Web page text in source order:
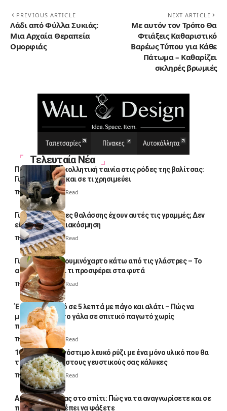
PREVIOUS ARTICLE
Λάδι από Φύλλα Συκιάς:
Μια Αρχαία Θεραπεία
Ομορφιάς
NEXT ARTICLE
Με αυτόν τον Τρόπο Θα
Φτιάξεις Καθαριστικό
Βαρέως Τύπου για Κάθε
Πάτωμα – Καθαρίζει
σκληρές βρωμιές
Τελευταία Νέα
Πολλοί βάζουν κολλητική ταινία στις ρόδες της βαλίτσας:
Γιατί το κάνουν και σε τι χρησιμεύει
Thali Ombre4 Min Read
Γιατί οι πετσέτες θαλάσσης έχουν αυτές τις γραμμές; Δεν
είναι μόνο για διακόσμηση
Thali Ombre5 Min Read
Γιατί βάζουν αλουμινόχαρτο κάτω από τις γλάστρες – Το
απλό κόλπο και τι προσφέρει στα φυτά
Thali Ombre4 Min Read
Έτοιμο παγωτό σε 5 λεπτά με πάγο και αλάτι – Πώς να
μετατρέψετε το γάλα σε σπιτικό παγωτό χωρίς
παγωτομηχανή
Thali Ombre 4 Min Read
10 φορές ποιο νόστιμο λευκό ρύζι με ένα μόνο υλικό που θα
το απογειώσει στους γευστικούς σας κάλυκες
Thali Ombre4 Min Read
Αυγά κατσαρίδας στο σπίτι: Πώς να τα αναγνωρίσετε και σε
ποια σημεία πρέπει να ψάξετε